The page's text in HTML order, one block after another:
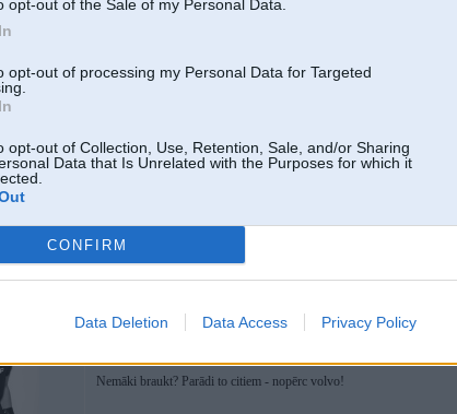
opt-out of the Sale of my Personal Data.
opt-out of processing my Personal Data for Targeted
opt-out of Collection, Use, Retention, Sale, and/or Sharing
Data that Is Unrelated with the Purposes for which it
CONFIRM
Data Deletion Data Access Privacy Policy
Varbūt kāds zina ar ko šī funkcija ir saistīta ar navigāciju vai viņa
06. Nov 2016, 11:41
tas ir sīkums salīdzinot ar to, ka tālie reizēm izslēdzas, ja šosejas
ielā ieslēdzas tālie
-----------------
Nemāki braukt? Parādi to citiem - nopērc volvo!